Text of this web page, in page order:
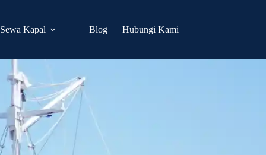
Sewa Kapal Blog Hubungi Kami